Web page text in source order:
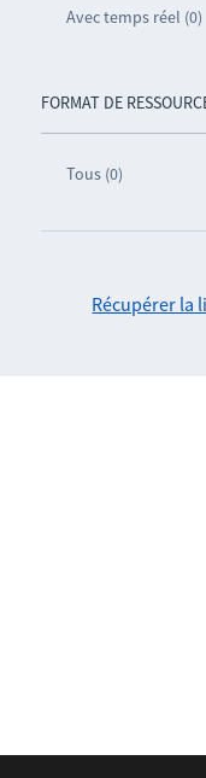
Avec temps réel (0)
FORMAT DE
Tous (0)
Récupérer la